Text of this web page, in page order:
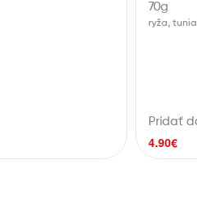
70g
ryža,
Pridať
4.90€